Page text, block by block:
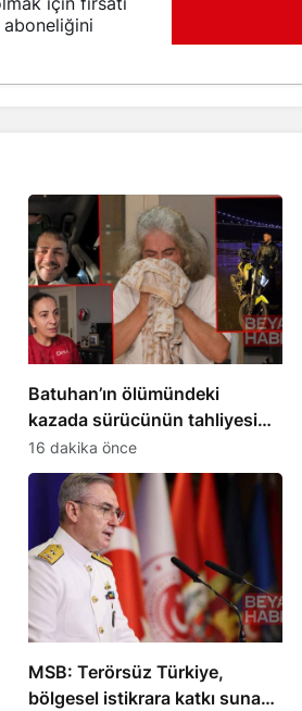
Batuhan’ın ölümündeki
kazada sürücünün tahliyesine
aileden tepki
16 dakika önce
MSB: Terörsüz Türkiye,
bölgesel istikrara katkı sunan